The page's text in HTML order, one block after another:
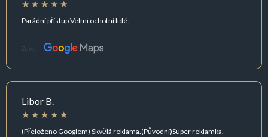
Parádní přístup.Velmi ochotní lidé.
Zdroj:
Libor B.
(Přeloženo Googlem) Skvělá reklama.(Původní)Super reklamka.